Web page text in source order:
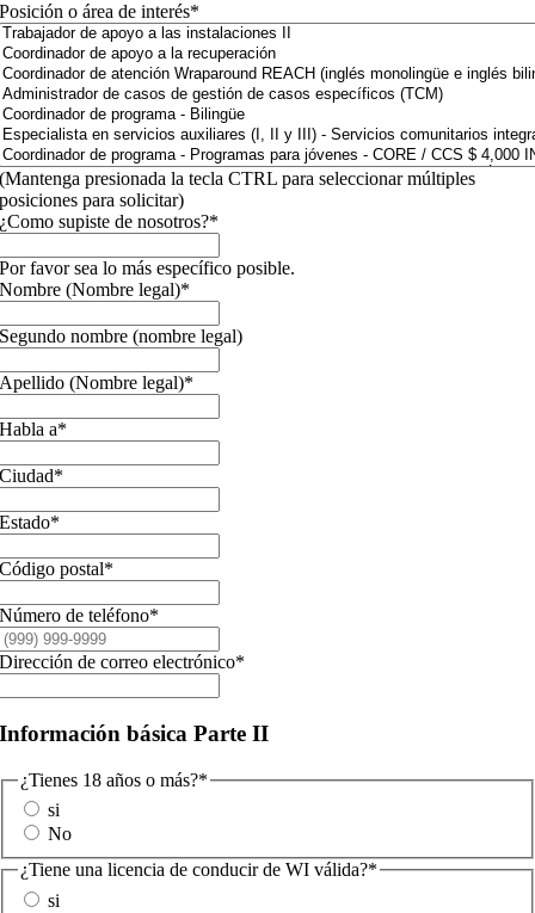
Posición o área de interés*
(Mantenga presionada la tecla CTRL para seleccionar múltiples
posiciones para solicitar)
¿Como supiste de nosotros?*
Por favor sea lo más específico posible.
Nombre (Nombre legal)*
Segundo nombre (nombre legal)
Apellido (Nombre legal)*
Habla a*
Ciudad*
Estado*
Código postal*
Número de teléfono*
Dirección de correo electrónico*
Información básica Parte II
¿Tienes 18 años o más?*
si
No
¿Tiene una licencia de conducir de WI válida?*
si